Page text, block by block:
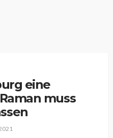
eine
muss